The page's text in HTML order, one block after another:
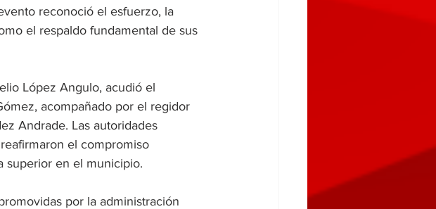
reconoció el esfuerzo, la
el respaldo fundamental de sus
López Angulo, acudió el
acompañado por el regidor
Andrade. Las autoridades
el compromiso
superior en el municipio.
por la administración